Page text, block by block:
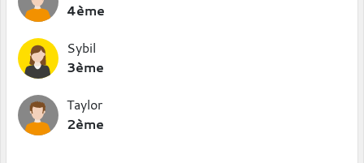
4ème
Sybil
3ème
Taylor
2ème